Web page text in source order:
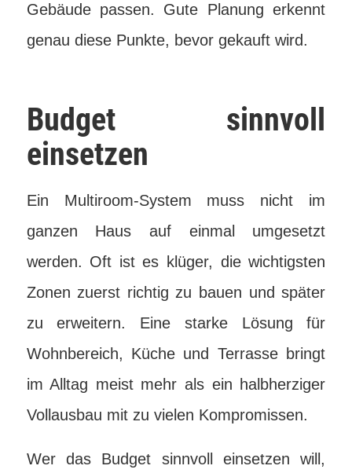
Gebäude passen. Gute Planung erkennt
genau diese Punkte, bevor gekauft wird.
Budget sinnvoll
einsetzen
Ein Multiroom-System muss nicht im
ganzen Haus auf einmal umgesetzt
werden. Oft ist es klüger, die wichtigsten
Zonen zuerst richtig zu bauen und später
zu erweitern. Eine starke Lösung für
Wohnbereich, Küche und Terrasse bringt
im Alltag meist mehr als ein halbherziger
Vollausbau mit zu vielen Kompromissen.
Wer das Budget sinnvoll einsetzen will,